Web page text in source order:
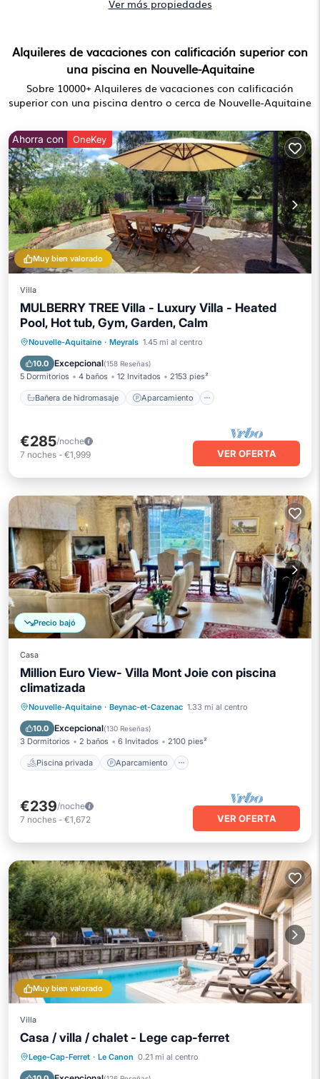
Ver más propiedades
Alquileres de vacaciones con calificación superior con
una piscina en Nouvelle-Aquitaine
Sobre 10000+ Alquileres de vacaciones con calificación
superior con una piscina dentro o cerca de Nouvelle-Aquitaine
Muy bien valorado
Ahorra con OneKey
Villa
MULBERRY TREE Villa - Luxury Villa - Heated
Pool, Hot tub, Gym, Garden, Calm
Nouvelle-Aquitaine · Meyrals 1.45 mi al centro
10.0 Excepcional(158 Reseñas)
5 Dormitorios 4 baños 12 Invitados 2153 pies²
Bañera de hidromasaje Aparcamiento
Bañera de hidromasaje
Aparcamiento
Piscina
Vista al mar
€285/noche
7 noches - €1,999 VER OFERTA
Precio bajó
Casa
Million Euro View- Villa Mont Joie con piscina
climatizada
Nouvelle-Aquitaine · Beynac-et-Cazenac 1.33 mi al centro
10.0 Excepcional(130 Reseñas)
3 Dormitorios 2 baños 6 Invitados 2100 pies²
Piscina privada Aparcamiento
Piscina privada
Aparcamiento
Piscina
Vista al mar
€239/noche
7 noches - €1,672 VER OFERTA
Muy bien valorado
Villa
Casa / villa / chalet - Lege cap-ferret
Lege-Cap-Ferret · Le Canon 0.21 mi al centro
Piscina privada
Frente al mar
Bañera de hidromasaje